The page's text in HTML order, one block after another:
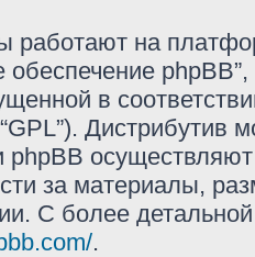
на
обеспечение
в
Дистрибутив
phpBB
за материалы,
С более
.